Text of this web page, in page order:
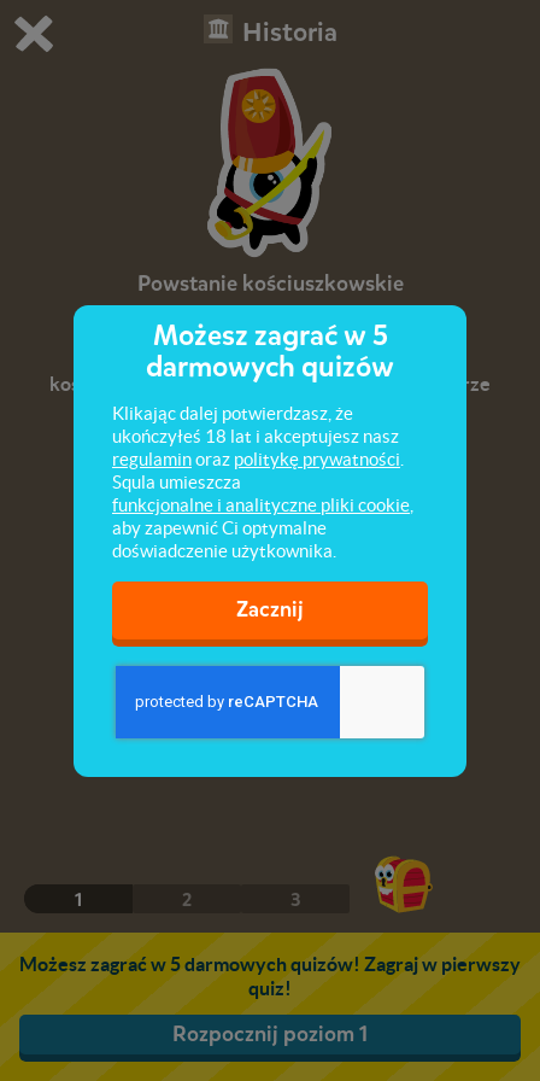
Grasz w wersję demonstracyjną Squli
Kup teraz!
0
Historia
Powstanie kościuszkowskie
Sprawdź swoją wiedzę na temat powstania
kościuszkowskiego, które wybuchło po II rozbiorze
Polski.
1 2 3
Możesz zagrać w 5 darmowych quizów! Zagraj w pierwszy
quiz!
Rozpocznij poziom 1
Możesz zagrać w 5
darmowych quizów
Klikając dalej potwierdzasz, że
ukończyłeś 18 lat i akceptujesz nasz
regulaminoraz politykę prywatności
Squla umieszcza
funkcjonalne i analityczne pliki cookie
aby zapewnić Ci optymalne
doświadczenie użytkownika.
Zacznij